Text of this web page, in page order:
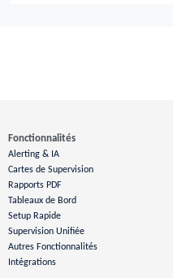
Fonctionnalités
Alerting & IA
Cartes de Supervision
Rapports PDF
Tableaux de Bord
Setup Rapide
Supervision Unifiée
Autres Fonctionnalités
Intégrations